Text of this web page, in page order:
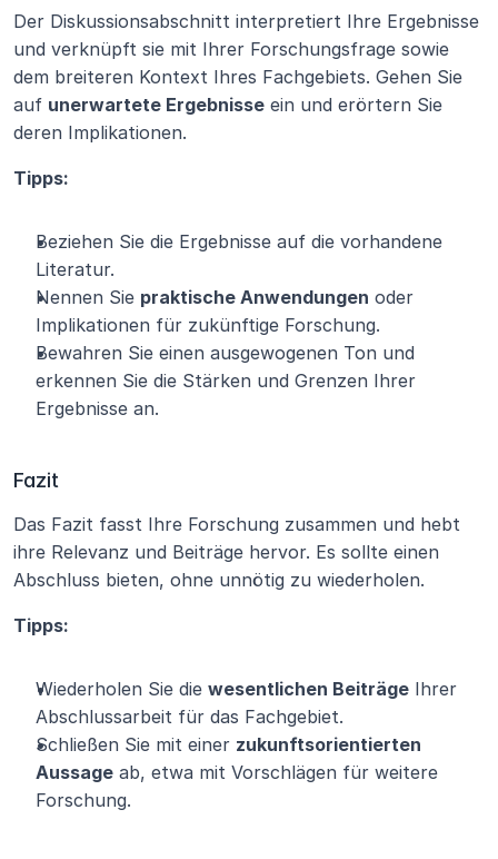
Der Diskussionsabschnitt interpretiert Ihre Ergebnisse
und verknüpft sie mit Ihrer Forschungsfrage sowie
dem breiteren Kontext Ihres Fachgebiets. Gehen Sie
auf unerwartete Ergebnisse ein und erörtern Sie
deren Implikationen.
Tipps:
Beziehen Sie die Ergebnisse auf die vorhandene
Literatur.
Nennen Sie praktische Anwendungen oder
Implikationen für zukünftige Forschung.
Bewahren Sie einen ausgewogenen Ton und
erkennen Sie die Stärken und Grenzen Ihrer
Ergebnisse an.
Fazit
Das Fazit fasst Ihre Forschung zusammen und hebt
ihre Relevanz und Beiträge hervor. Es sollte einen
Abschluss bieten, ohne unnötig zu wiederholen.
Tipps:
Wiederholen Sie die wesentlichen Beiträge Ihrer
Abschlussarbeit für das Fachgebiet.
Schließen Sie mit einer zukunftsorientierten
Aussage ab, etwa mit Vorschlägen für weitere
Forschung.